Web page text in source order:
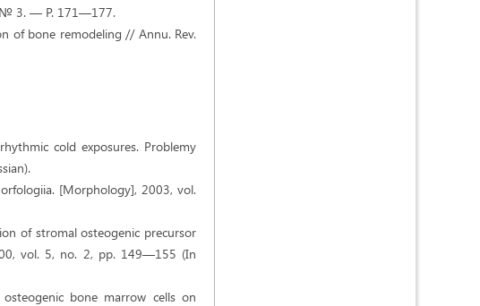
№ 3. — P. 171—177.
of bone remodeling // Annu. Rev.
cold exposures. Problemy
[Morphology], 2003, vol.
of stromal osteogenic precursor
vol. 5, no. 2, pp. 149—155 (In
bone marrow cells on